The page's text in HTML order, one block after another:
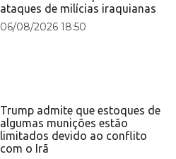
ataques de milícias iraquianas
06/08/2026 18:50
Trump admite que estoques de
algumas munições estão
limitados devido ao conflito
com o Irã